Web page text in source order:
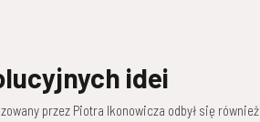
idei
przez Piotra Ikonowicza odbył się również